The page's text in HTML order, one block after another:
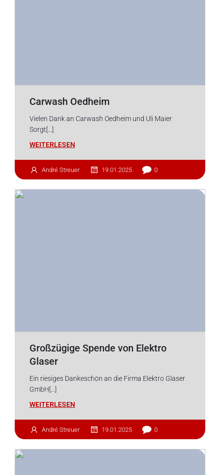
Carwash Oedheim
Vielen Dank an Carwash Oedheim und Uli Maier
Sorgt[…]
WEITERLESEN
André Streuer 19.01.2025 0
Großzügige Spende von Elektro
Glaser
Ein riesiges Dankeschön an die Firma Elektro Glaser
GmbH[…]
WEITERLESEN
André Streuer 19.01.2025 0